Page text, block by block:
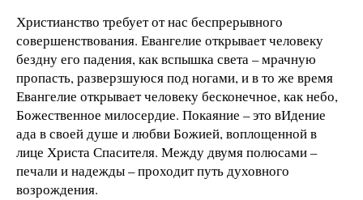
Христианство требует от нас беспрерывного
совершенствования. Евангелие открывает человеку
бездну его падения, как вспышка света – мрачную
пропасть, разверзшуюся под ногами, и в то же время
Евангелие открывает человеку бесконечное, как небо,
Божественное милосердие. Покаяние – это вИдение
ада в своей душе и любви Божией, воплощенной в
лице Христа Спасителя. Между двумя полюсами –
печали и надежды – проходит путь духовного
возрождения.